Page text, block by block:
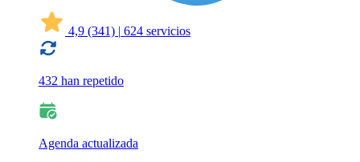
4,9 (341) | 624 servicios
432 han repetido
Agenda actualizada